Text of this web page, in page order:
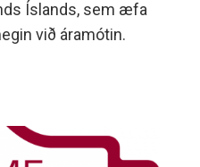
Íslands, sem æfa
við áramótin.